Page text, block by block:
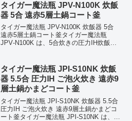
タイガー魔法瓶 JPV-N100K 炊飯
器 5合 遠赤5層土鍋コート釜
タイガー魔法瓶 JPV-N100K 炊飯器 5合
遠赤5層土鍋コート釜タイガー魔法瓶
JPV‑N100K は、5合炊きの圧力IH炊飯器
金属構造により熱が均一に広がり...
タイガー魔法瓶 JPI-S10NK 炊飯
器 5.5合 圧力IH ご泡火炊き 遠赤9
層土鍋かまどコート釜
タイガー魔法瓶 JPI-S10NK 炊飯器 5.5合
圧力IH ご泡火炊き 遠赤9層土鍋かまどコ
ート釜タイガー魔法瓶 JPI‑S10NK は、